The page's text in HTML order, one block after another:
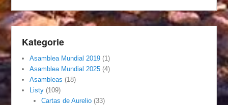
Kategorie
Asamblea Mundial 2019 (1)
Asamblea Mundial 2025 (4)
Asambleas (18)
Listy (109)
Cartas de Aurelio(33)